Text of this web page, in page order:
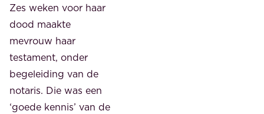
Zes weken voor haar
dood maakte
mevrouw haar
testament, onder
begeleiding van de
notaris. Die was een
‘goede kennis’ van de